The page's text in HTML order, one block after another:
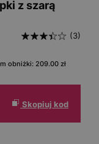
z szarą
(3)
obniżki: 209.00 zł
Skopiuj kod